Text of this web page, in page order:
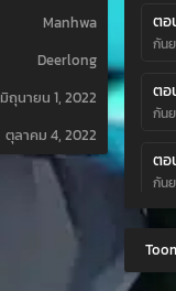
Manhwa
Deerlong
มิถุนายน 1, 2022
ตุลาคม 4, 2022
ตอ
กัน
ตอ
กัน
ตอ
กัน
ตอ
กัน